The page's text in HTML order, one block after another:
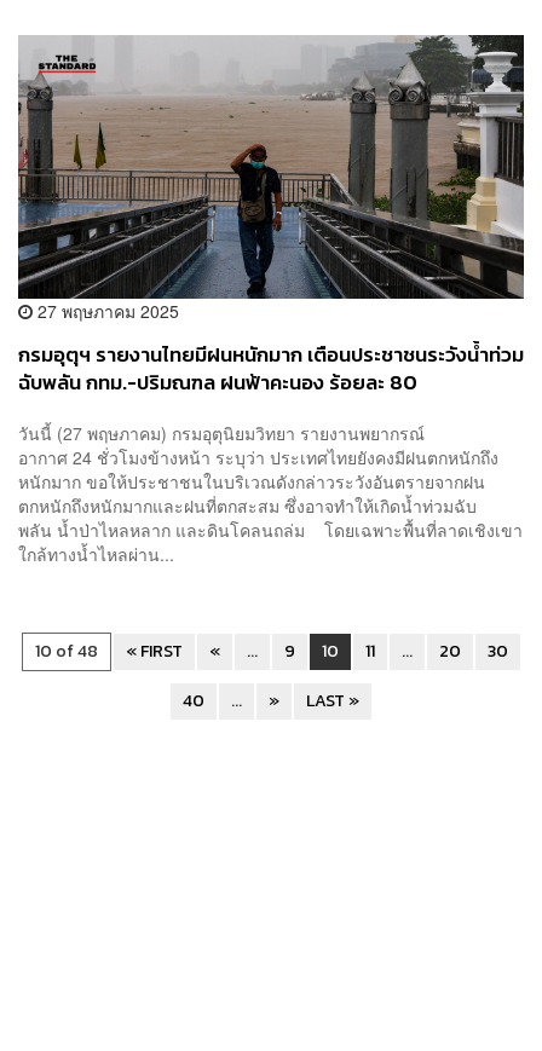
27 พฤษภาคม 2025
กรมอุตุฯ รายงานไทยมีฝนหนักมาก เตือนประชาชนระวังน้ำท่วม
ฉับพลัน กทม.-ปริมณฑล ฝนฟ้าคะนอง ร้อยละ 80
วันนี้ (27 พฤษภาคม) กรมอุตุนิยมวิทยา รายงานพยากรณ์
อากาศ 24 ชั่วโมงข้างหน้า ระบุว่า ประเทศไทยยังคงมีฝนตกหนักถึง
หนักมาก ขอให้ประชาชนในบริเวณดังกล่าวระวังอันตรายจากฝน
ตกหนักถึงหนักมากและฝนที่ตกสะสม ซึ่งอาจทำให้เกิดน้ำท่วมฉับ
พลัน น้ำป่าไหลหลาก และดินโคลนถล่ม โดยเฉพาะพื้นที่ลาดเชิงเขา
ใกล้ทางน้ำไหลผ่าน...
10 of 48 « FIRST « ... 9 10 11 ... 20
30
40
... » LAST »